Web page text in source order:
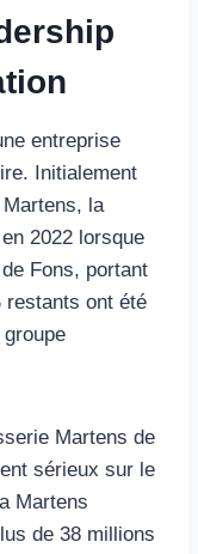
entreprise
Initialement
la
2022 lorsque
Fons, portant
restants ont été
Martens de
sérieux sur le
Martens
de 38 millions